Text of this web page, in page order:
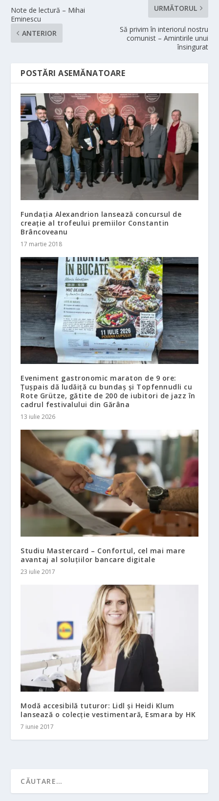
Note de lectură – Mihai
Eminescu
ANTERIOR
URMĂTORUL
Să privim în interiorul nostru
comunist – Amintirile unui
însingurat
POSTĂRI ASEMĂNATOARE
Fundația Alexandrion lansează concursul de
creație al trofeului premiilor Constantin
Brâncoveanu
17 martie 2018
Eveniment gastronomic maraton de 9 ore:
Țușpais dă ludăiță cu bundaș și Topfennudli cu
Rote Grütze, gătite de 200 de iubitori de jazz în
cadrul festivalului din Gărâna
13 iulie 2026
Studiu Mastercard – Confortul, cel mai mare
avantaj al soluțiilor bancare digitale
23 iulie 2017
Modă accesibilă tuturor: Lidl și Heidi Klum
lansează o colecție vestimentară, Esmara by HK
7 iunie 2017